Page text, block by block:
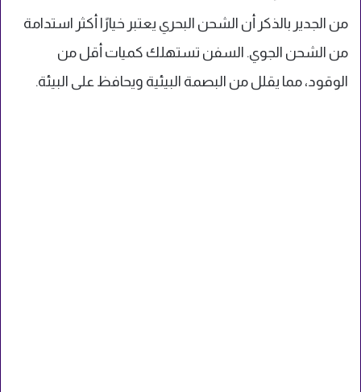
من الجدير بالذكر أن الشحن البحري يعتبر خيارًا أكثر استدامة
من الشحن الجوي. السفن تستهلك كميات أقل من
الوقود، مما يقلل من البصمة البيئية ويحافظ على البيئة.